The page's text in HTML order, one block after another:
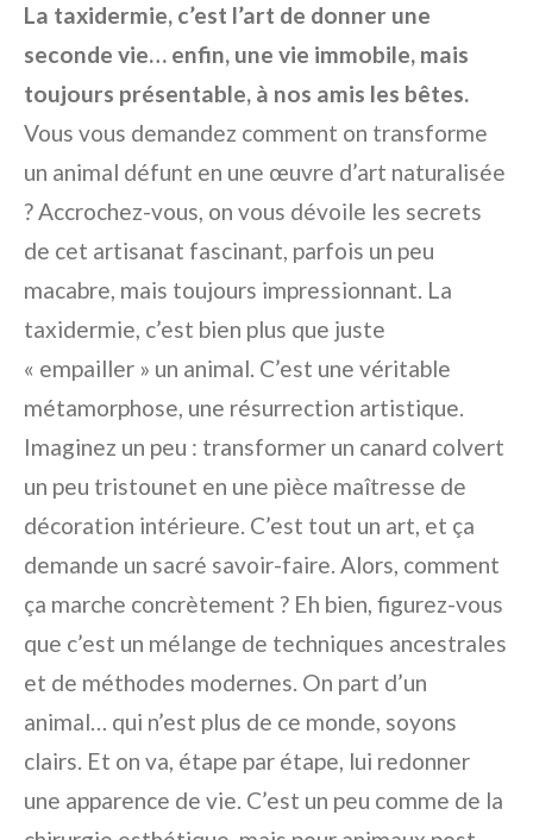
La taxidermie, c’est l’art de donner une
seconde vie… enfin, une vie immobile, mais
toujours présentable, à nos amis les bêtes.
Vous vous demandez comment on transforme
un animal défunt en une œuvre d’art naturalisée
? Accrochez-vous, on vous dévoile les secrets
de cet artisanat fascinant, parfois un peu
macabre, mais toujours impressionnant. La
taxidermie, c’est bien plus que juste
« empailler » un animal. C’est une véritable
métamorphose, une résurrection artistique.
Imaginez un peu : transformer un canard colvert
un peu tristounet en une pièce maîtresse de
décoration intérieure. C’est tout un art, et ça
demande un sacré savoir-faire. Alors, comment
ça marche concrètement ? Eh bien, figurez-vous
que c’est un mélange de techniques ancestrales
et de méthodes modernes. On part d’un
animal… qui n’est plus de ce monde, soyons
clairs. Et on va, étape par étape, lui redonner
une apparence de vie. C’est un peu comme de la